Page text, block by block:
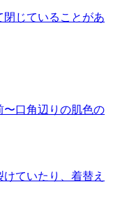
閉じていることがあ
〜口角辺りの肌色の
ていたり、着替え